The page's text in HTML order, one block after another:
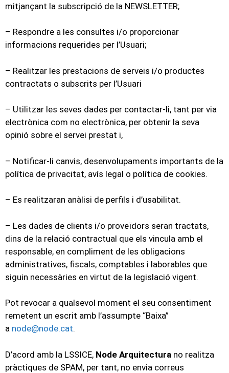
mitjançant la subscripció de la NEWSLETTER;
– Respondre a les consultes i/o proporcionar
informacions requerides per l’Usuari;
– Realitzar les prestacions de serveis i/o productes
contractats o subscrits per l’Usuari
– Utilitzar les seves dades per contactar-li, tant per via
electrònica com no electrònica, per obtenir la seva
opinió sobre el servei prestat i,
– Notificar-li canvis, desenvolupaments importants de la
política de privacitat, avís legal o política de cookies.
– Es realitzaran anàlisi de perfils i d’usabilitat.
– Les dades de clients i/o proveïdors seran tractats,
dins de la relació contractual que els vincula amb el
responsable, en compliment de les obligacions
administratives, fiscals, comptables i laborables que
siguin necessàries en virtut de la legislació vigent.
Pot revocar a qualsevol moment el seu consentiment
remetent un escrit amb l’assumpte “Baixa”
a node@node.cat.
D’acord amb la LSSICE, Node Arquitectura no realitza
pràctiques de SPAM, per tant, no envia correus